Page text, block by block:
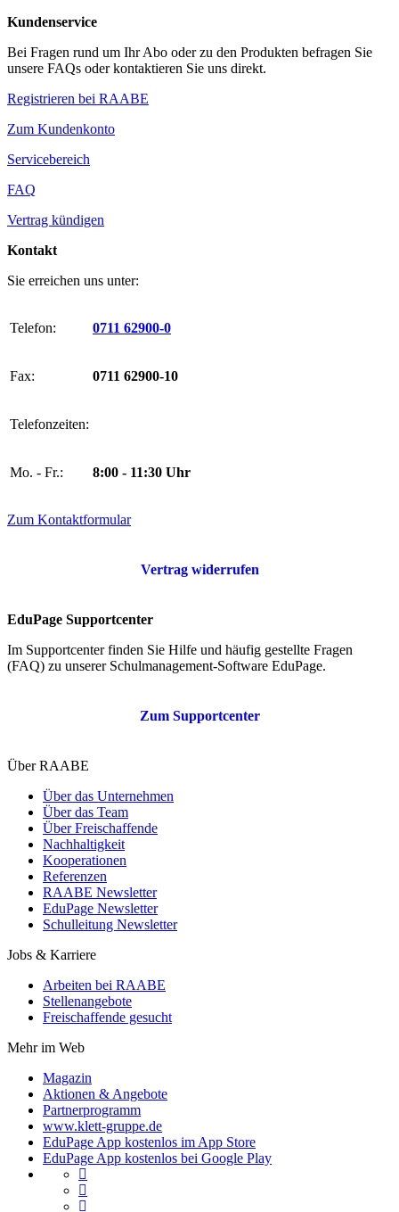
Kundenservice
Bei Fragen rund um Ihr Abo oder zu den Produkten befragen Sie
unsere FAQs oder kontaktieren Sie uns direkt.
Registrieren bei RAABE
Zum Kundenkonto
Servicebereich
FAQ
Vertrag kündigen
Kontakt
Sie erreichen uns unter:
Telefon: 0711 62900-0
Fax: 0711 62900-10
Telefonzeiten:
Mo. - Fr.: 8:00 - 11:30 Uhr
Zum Kontaktformular
Vertrag widerrufen
EduPage Supportcenter
Im Supportcenter finden Sie Hilfe und häufig gestellte Fragen
(FAQ) zu unserer Schulmanagement-Software EduPage.
Zum Supportcenter
Über RAABE
Über das Unternehmen
Über das Team
Über Freischaffende
Nachhaltigkeit
Kooperationen
Referenzen
RAABE Newsletter
EduPage Newsletter
Schulleitung Newsletter
Jobs & Karriere
Arbeiten bei RAABE
Stellenangebote
Freischaffende gesucht
Mehr im Web
Magazin
Aktionen & Angebote
Partnerprogramm
www.klett-gruppe.de
EduPage App kostenlos im App Store
EduPage App kostenlos bei Google Play


